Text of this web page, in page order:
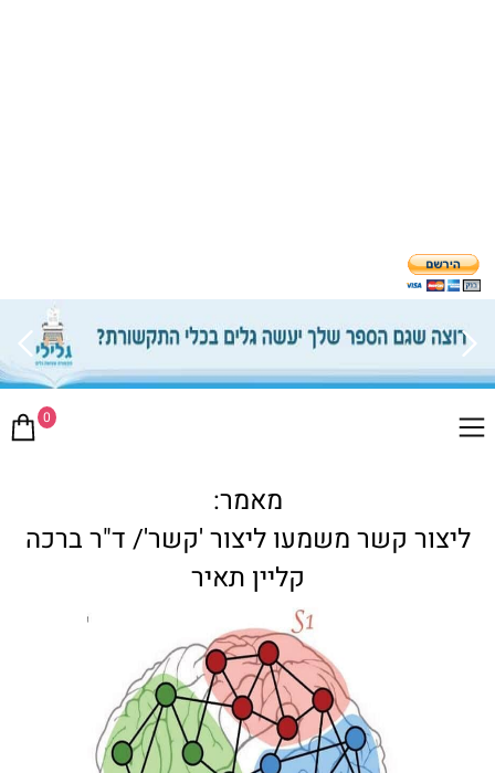
0
מאמר:
ליצור קשר משמעו ליצור 'קשר'/ ד"ר ברכה
קליין תאיר